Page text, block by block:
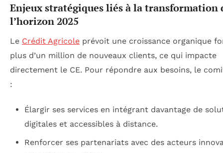
Enjeux stratégiques liés à la transformation
l’horizon 2025
Le Crédit Agricole prévoit une croissance organique
plus d’un million de nouveaux clients, ce qui impacte
directement le CE. Pour répondre aux besoins, le
:
Élargir ses services en intégrant davantage de
digitales et accessibles à distance.
Renforcer ses partenariats avec des acteurs